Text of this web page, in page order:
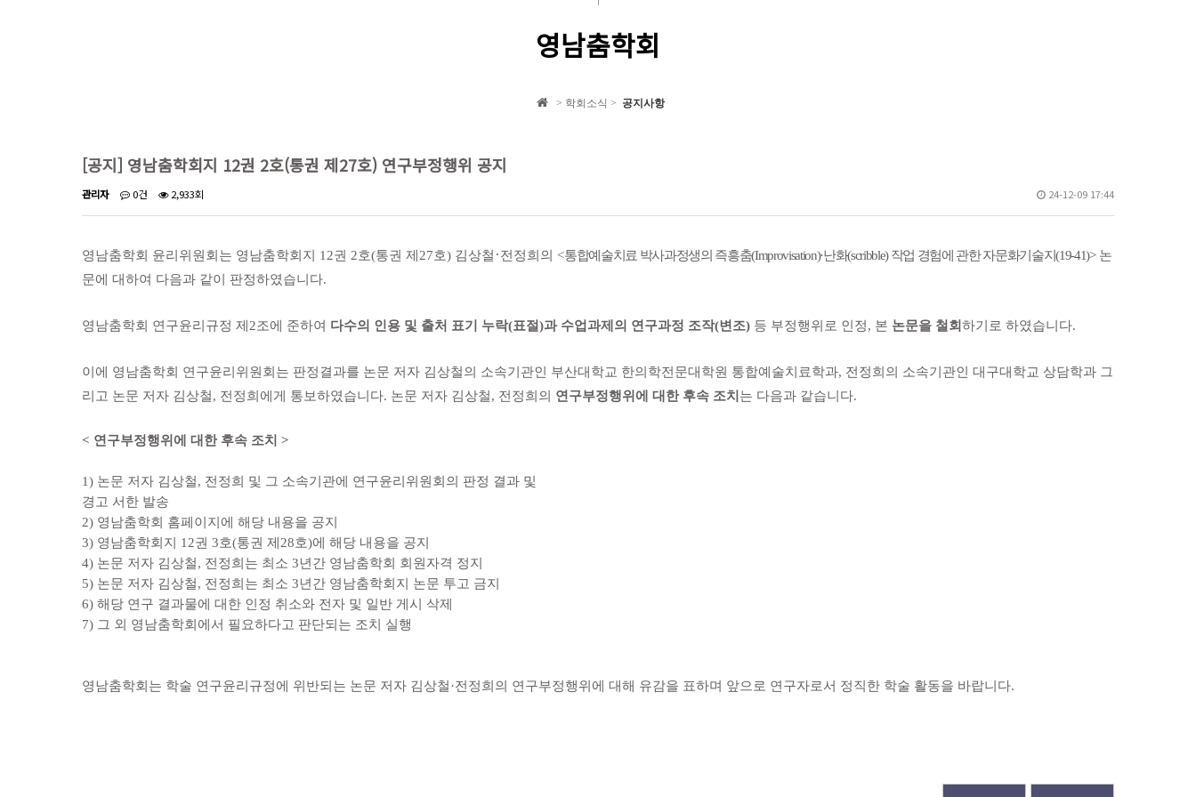
영남춤학회
> 학회소식 > 공지사항
[공지] 영남춤학회지 12권 2호(통권 제27호) 연구부정행위 공지
관리자 0건 2,933회 24-12-09 17:44
영남춤학회 윤리위원회는 영남춤학회지 12권 2호(통권 제 27호) 김상철 ·전정희의 <통합예술치료 박사과정생의 즉흥춤(Improvisation)·난화(scribble)작업 경험에 관한 자문화기술지(19-41)> 논
문에 대하여 다음과 같이 판정하였습니다.
영남춤학회 연구윤리규정 제 2조에 준하여 다수의 인용 및 출처 표기 누락(표절)과 수업과제의 연구과정 조작(변조) 등 부정행위로 인정, 본 논문을 철회하기로 하였습니다.
이에 영남춤학회 연구윤리위원회는 판정결과를 논문 저자 김상철의 소속기관인 부산대학교 한의학전문대학원 통합예술치료학과, 전정희의 소속기관인 대구대학교 상담학과 그
리고 논문 저자 김상철, 전정희에게 통보하였습니다. 논문 저자 김상철, 전정희의 연구부정행위에 대한 후속 조치 는 다음과 같습니다.
< 연구부정행위에 대한 후속 조치 >
1) 논문 저자 김상철, 전정희 및 그 소속기관에 연구윤리위원회의 판정 결과 및
경고 서한 발송
2) 영남춤학회 홈페이지에 해당 내용을 공지
3) 영남춤학회지 12권 3호(통권 제 28호)에 해당 내용을 공지
4) 논문 저자 김상철, 전정희는 최소 3년간 영남춤학회 회원자격 정지
5) 논문 저자 김상철, 전정희는 최소 3년간 영남춤학회지 논문 투고 금지
6) 해당 연구 결과물에 대한 인정 취소와 전자 및 일반 게시 삭제
7) 그 외 영남춤학회에서 필요하다고 판단되는 조치 실행
영남춤학회는 학술 연구윤리규정에 위반되는 논문 저자 김상철·전정희의 연구부정행위에 대해 유감을 표하며 앞으로 연구자로서 정직한 학술 활동을 바랍니다.